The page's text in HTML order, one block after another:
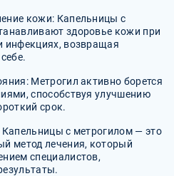
кожи: Капельницы с
здоровье кожи при
инфекциях, возвращая
Метрогил активно борется
способствуя улучшению
срок.
с метрогилом — это
метод лечения, который
специалистов,